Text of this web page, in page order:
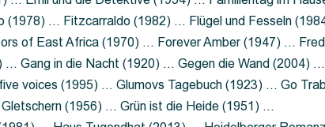
(1978) … Fitzcarraldo (1982) … Flügel und Fesseln
of East Africa (1970) … Forever Amber (1947) …
Gang in die Nacht (1920) … Gegen die Wand (2004) …
voices (1995) … Glumovs Tagebuch (1923) … Go
(1956) … Grün ist die Heide (1951) …